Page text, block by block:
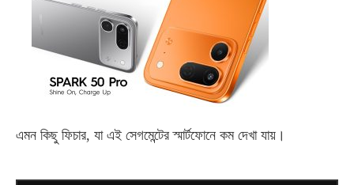
এমন কিছু ফিচার, যা এই সেগমেন্টের স্মার্টফোনে কম দেখা যায়।